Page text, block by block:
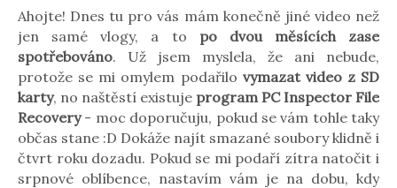
Ahojte! Dnes tu pro vás mám konečně jiné video než
jen samé vlogy, a to po dvou měsících zase
spotřebováno. Už jsem myslela, že ani nebude,
protože se mi omylem podařilo vymazat video z SD
karty, no naštěstí existuje program PC Inspector File
Recovery- moc doporučuju, pokud se vám tohle taky
občas stane :D Dokáže najít smazané soubory klidně i
čtvrt roku dozadu. Pokud se mi podaří zítra natočit i
srpnové oblíbence, nastavím vám je na dobu, kdy